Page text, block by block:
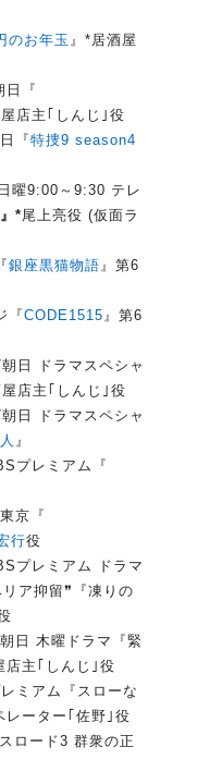
のお年玉 』*居酒屋
日『
店主｢しんじ｣役
『特捜9 season4
曜9:00～9:30 テレ
』*尾上亮役 (仮面ラ
銀座黒猫物語』第6
『CODE1515』第6
日 ドラマスペシャ
店主｢しんじ｣役
日 ドラマスペシャ
』
プレミアム『
京『
行役
プレミアム ドラマ
ア抑留❞『凍りの
日 木曜ドラマ『緊
主｢しんじ｣役
ミアム『スローな
レーター｢佐野｣役
ロード3 群衆の正